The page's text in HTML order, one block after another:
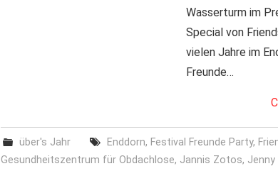
Wasserturm im
Special von
vielen Jahre im
Freunde…
über's Jahr Enddorn, Festival Freunde Party,
Gesundheitszentrum für Obdachlose, Jannis Zotos, Jenny